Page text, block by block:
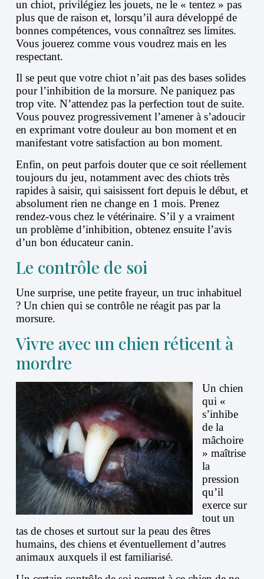
un chiot, privilégiez les jouets, ne le « tentez » pas
plus que de raison et, lorsqu’il aura développé de
bonnes compétences, vous connaîtrez ses limites.
Vous jouerez comme vous voudrez mais en les
respectant.
Il se peut que votre chiot n’ait pas des bases solides
pour l’inhibition de la morsure. Ne paniquez pas
trop vite. N’attendez pas la perfection tout de suite.
Vous pouvez progressivement l’amener à s’adoucir
en exprimant votre douleur au bon moment et en
manifestant votre satisfaction au bon moment.
Enfin, on peut parfois douter que ce soit réellement
toujours du jeu, notamment avec des chiots très
rapides à saisir, qui saisissent fort depuis le début, et
absolument rien ne change en 1 mois. Prenez
rendez-vous chez le vétérinaire. S’il y a vraiment
un problème d’inhibition, obtenez ensuite l’avis
d’un bon éducateur canin.
Le contrôle de soi
Une surprise, une petite frayeur, un truc inhabituel
? Un chien qui se contrôle ne réagit pas par la
morsure.
Vivre avec un chien réticent à
mordre
Un chien
qui «
s’inhibe
de la
mâchoire
» maîtrise
la
pression
qu’il
exerce sur
tout un
tas de choses et surtout sur la peau des êtres
humains, des chiens et éventuellement d’autres
animaux auxquels il est familiarisé.